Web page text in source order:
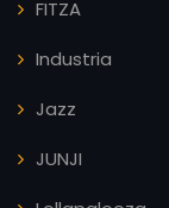
FITZA
Industria
Jazz
JUNJI